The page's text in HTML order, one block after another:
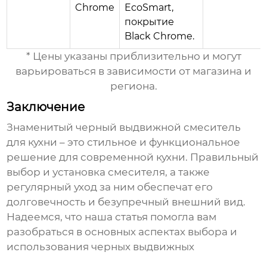
Chrome
EcoSmart,
покрытие
Black Chrome.
* Цены указаны приблизительно и могут
варьироваться в зависимости от магазина и
региона.
Заключение
Знаменитый черный выдвижной смеситель
для кухни – это стильное и функциональное
решение для современной кухни. Правильный
выбор и установка смесителя, а также
регулярный уход за ним обеспечат его
долговечность и безупречный внешний вид.
Надеемся, что наша статья помогла вам
разобраться в основных аспектах выбора и
использования черных выдвижных